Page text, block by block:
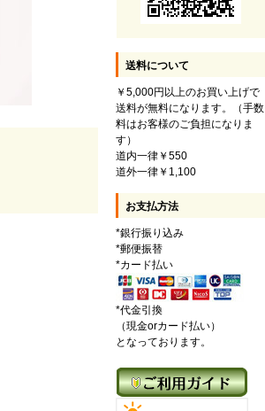
送料について
￥5,000円以上のお買い上げで
送料が無料になります。（手数
料はお客様のご負担になりま
す）
道内一律￥550
道外一律￥1,100
お支払方法
*銀行振り込み
*郵便振替
*カード払い
*代金引換
（現金orカード払い）
となっております。